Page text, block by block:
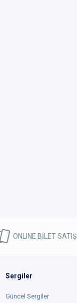
ONLINE BİLET SATIŞ
Sergiler
Güncel Sergiler